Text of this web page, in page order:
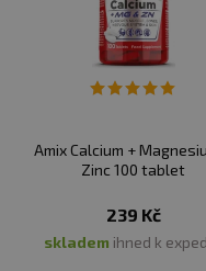
Amix Calcium +
Zinc 100 tablet
239 Kč
skladem ihned k